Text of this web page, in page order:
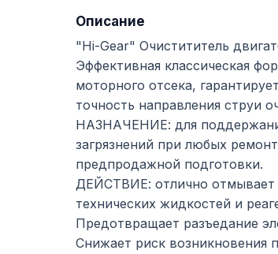
Описание
"Hi-Gear" Очистититель
Эффективная классическая
моторного отсека,
точность направления струи
НАЗНАЧЕНИЕ: для
загрязнений при любых
предпродажной подготовки.
ДЕЙСТВИЕ: отлично отмывает
технических жидкостей и
Предотвращает разъедание
Снижает риск возникновения